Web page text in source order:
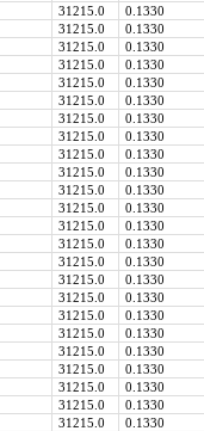
31215.0
0.1330
31215.0
0.1330
31215.0
0.1330
31215.0
0.1330
31215.0
0.1330
31215.0
0.1330
31215.0
0.1330
31215.0
0.1330
31215.0
0.1330
31215.0
0.1330
31215.0
0.1330
31215.0
0.1330
31215.0
0.1330
31215.0
0.1330
31215.0
0.1330
31215.0
0.1330
31215.0
0.1330
31215.0
0.1330
31215.0
0.1330
31215.0
0.1330
31215.0
0.1330
31215.0
0.1330
31215.0
0.1330
31215.0
0.1330